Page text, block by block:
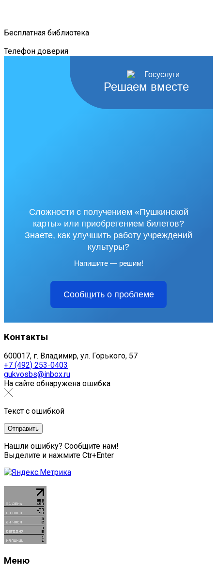
Бесплатная библиотека
Телефон доверия
Решаем вместе
Сложности с получением «Пушкинской
карты» или приобретением билетов?
Знаете, как улучшить работу учреждений
культуры?
Напишите — решим!
Сообщить о проблеме
Контакты
600017, г. Владимир, ул. Горького, 57
+7 (492) 253-0403
gukvosbs@inbox.ru
На сайте обнаружена ошибка
Текст с ошибкой
Нашли ошибку? Сообщите нам!
Выделите и нажмите Ctr+Enter
Меню